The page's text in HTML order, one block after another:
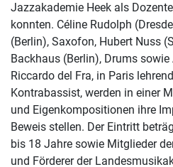
Jazzakademie Heek als
konnten. Céline Rudolph
(Berlin), Saxofon, Hubert Nuss
Backhaus (Berlin), Drums
Riccardo del Fra, in Paris
Kontrabassist, werden in einer
und Eigenkompositionen ihre
Beweis stellen. Der Eintritt
bis 18 Jahre sowie Mitglieder
und Förderer der